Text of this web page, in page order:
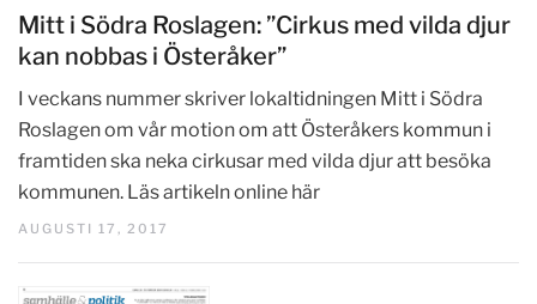
Mitt i Södra Roslagen: ”Cirkus med vilda djur
kan nobbas i Österåker”
I veckans nummer skriver lokaltidningen Mitt i Södra
Roslagen om vår motion om att Österåkers kommun i
framtiden ska neka cirkusar med vilda djur att besöka
kommunen. Läs artikeln online här
AUGUSTI 17, 2017